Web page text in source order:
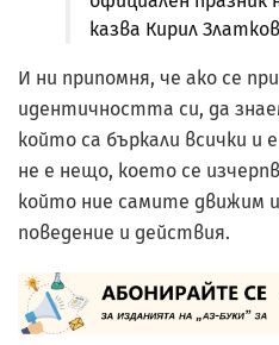
казва Кирил
И ни припомня, че ако се
идентичността си, да
който са бъркали всички и
не е нещо, което се
който ние самите движим
поведение и действия.